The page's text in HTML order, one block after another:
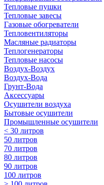
Тепловые пушки
Тепловые завесы
Газовые обогреватели
Тепловентиляторы
Масляные радиаторы
Теплогенераторы
Тепловые насосы
Воздух-Воздух
Воздух-Вода
Грунт-Вода
Аксессуары
Осушители воздуха
Бытовые осушители
Промышленные осушители
< 30 литров
50 литров
70 литров
80 литров
90 литров
100 литров